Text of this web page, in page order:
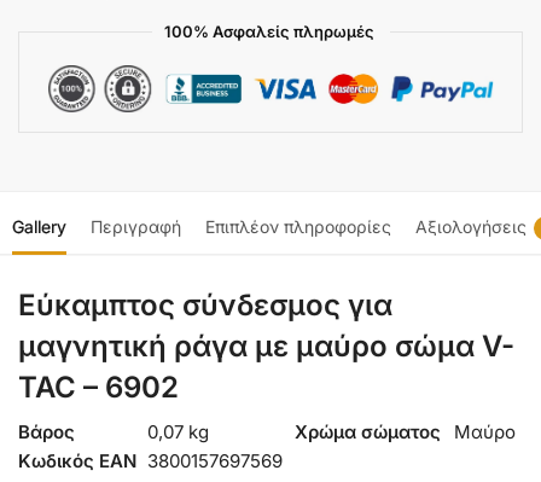
100% Ασφαλείς πληρωμές
Gallery Περιγραφή Επιπλέον πληροφορίες Αξιολογήσεις
Εύκαμπτος σύνδεσμος για
μαγνητική ράγα με μαύρο σώμα V-
TAC – 6902
Βάρος 0,07 kg Χρώμα σώματος
Μαύρο
Κωδικός EAN 3800157697569